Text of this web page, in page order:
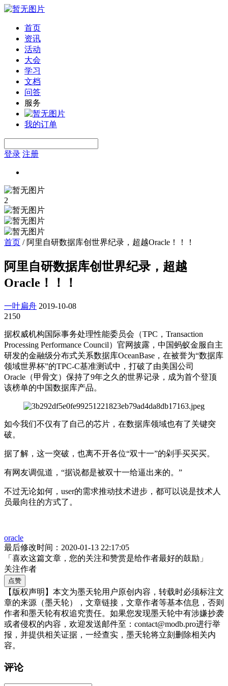
首页
资讯
活动
大会
学习
文档
问答
服务
我的订单
登录 注册
2
首页 / 阿里自研数据库创世界纪录，超越Oracle！！！
阿里自研数据库创世界纪录，超越
Oracle！！！
一叶扁舟 2019-10-08
2150
据权威机构国际事务处理性能委员会（TPC，Transaction
Processing Performance Council）官网披露，中国蚂蚁金服自主
研发的金融级分布式关系数据库OceanBase，在被誉为“数据库
领域世界杯”的TPC-C基准测试中，打破了由美国公司
Oracle（甲骨文）保持了9年之久的世界记录，成为首个登顶
该榜单的中国数据库产品。
如今我们不仅有了自己的芯片，在数据库领域也有了关键突
破。
据了解，这一突破，也离不开各位“双十一”的剁手买买买。
有网友调侃道，“据说都是被双十一给逼出来的。”
不过无论如何，user的需求推动技术进步，都可以说是技术人
员最向往的方式了。
oracle
最后修改时间：2020-01-13 22:17:05
「喜欢这篇文章，您的关注和赞赏是给作者最好的鼓励」
关注作者
点赞
【版权声明】本文为墨天轮用户原创内容，转载时必须标注文
章的来源（墨天轮），文章链接，文章作者等基本信息，否则
作者和墨天轮有权追究责任。如果您发现墨天轮中有涉嫌抄袭
或者侵权的内容，欢迎发送邮件至：contact@modb.pro进行举
报，并提供相关证据，一经查实，墨天轮将立刻删除相关内
容。
评论